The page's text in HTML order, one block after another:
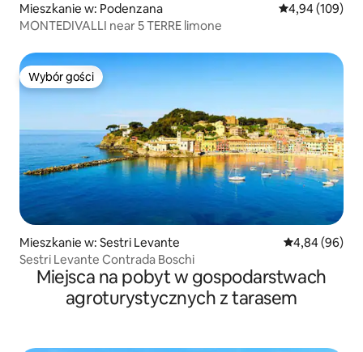
Mieszkanie w: Podenzana Średnia
4,94 (109)
MONTEDIVALLI near 5 TERRE limone
Wybór gości
Wybór gości
Mieszkanie w: Sestri Levante Średnia
4,84 (96)
Sestri Levante Contrada Boschi
Miejsca na pobyt w gospodarstwach
agroturystycznych z tarasem